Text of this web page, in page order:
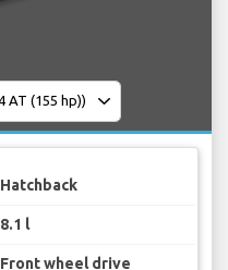
Hatchback
8.1 l
Front wheel drive